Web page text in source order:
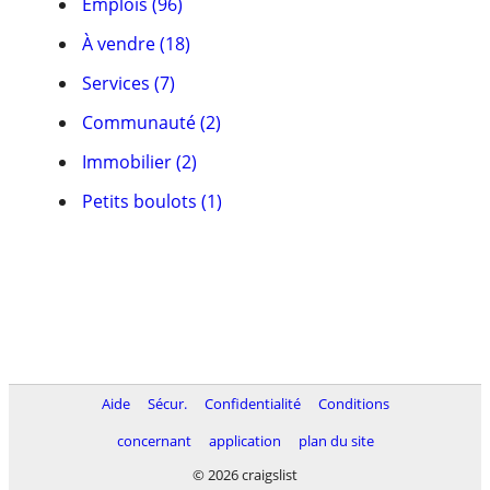
À vendre (18)
Services (7)
Communauté (2)
Immobilier (2)
Petits boulots (1)
Aide Sécur. Confidentialité
Conditions
concernant
application
plan du site
© 2026 craigslist